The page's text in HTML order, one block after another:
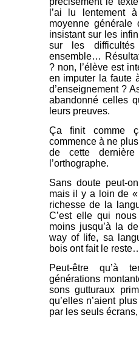
l’ai lu lentement
moyenne
insistant sur les
sur les difficultés
ensemble…
? non, l’élève est
en imputer la faute
d’enseignement ?
abandonné celles
leurs preuves.
Ça finit comme
commence à ne
de cette
l’orthographe.
Sans doute peut-
mais il y a loin de
richesse de la
C’est elle qui
moins jusqu’à la
way of life, sa
bois ont fait le
Peut-être qu’à
générations
sons gutturaux
qu’elles n’aient
par les seuls